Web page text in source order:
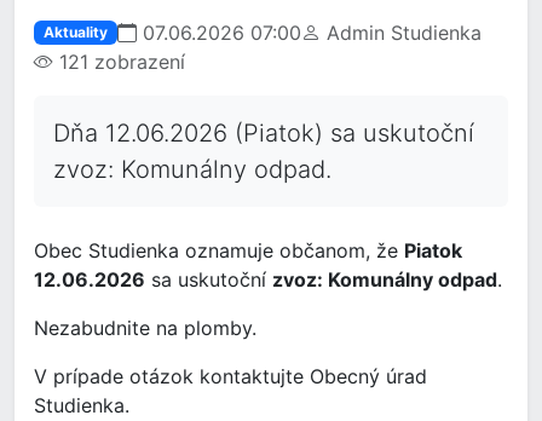
Aktuality 07.06.2026 07:00
Admin Studienka
121 zobrazení
Dňa 12.06.2026 (Piatok) sa uskutoční
zvoz: Komunálny odpad.
Obec Studienka oznamuje občanom, že Piatok
12.06.2026 sa uskutoční zvoz: Komunálny odpad.
Nezabudnite na plomby.
V prípade otázok kontaktujte Obecný úrad
Studienka.